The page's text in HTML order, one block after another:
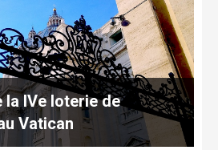
la IVe loterie de
Vatican